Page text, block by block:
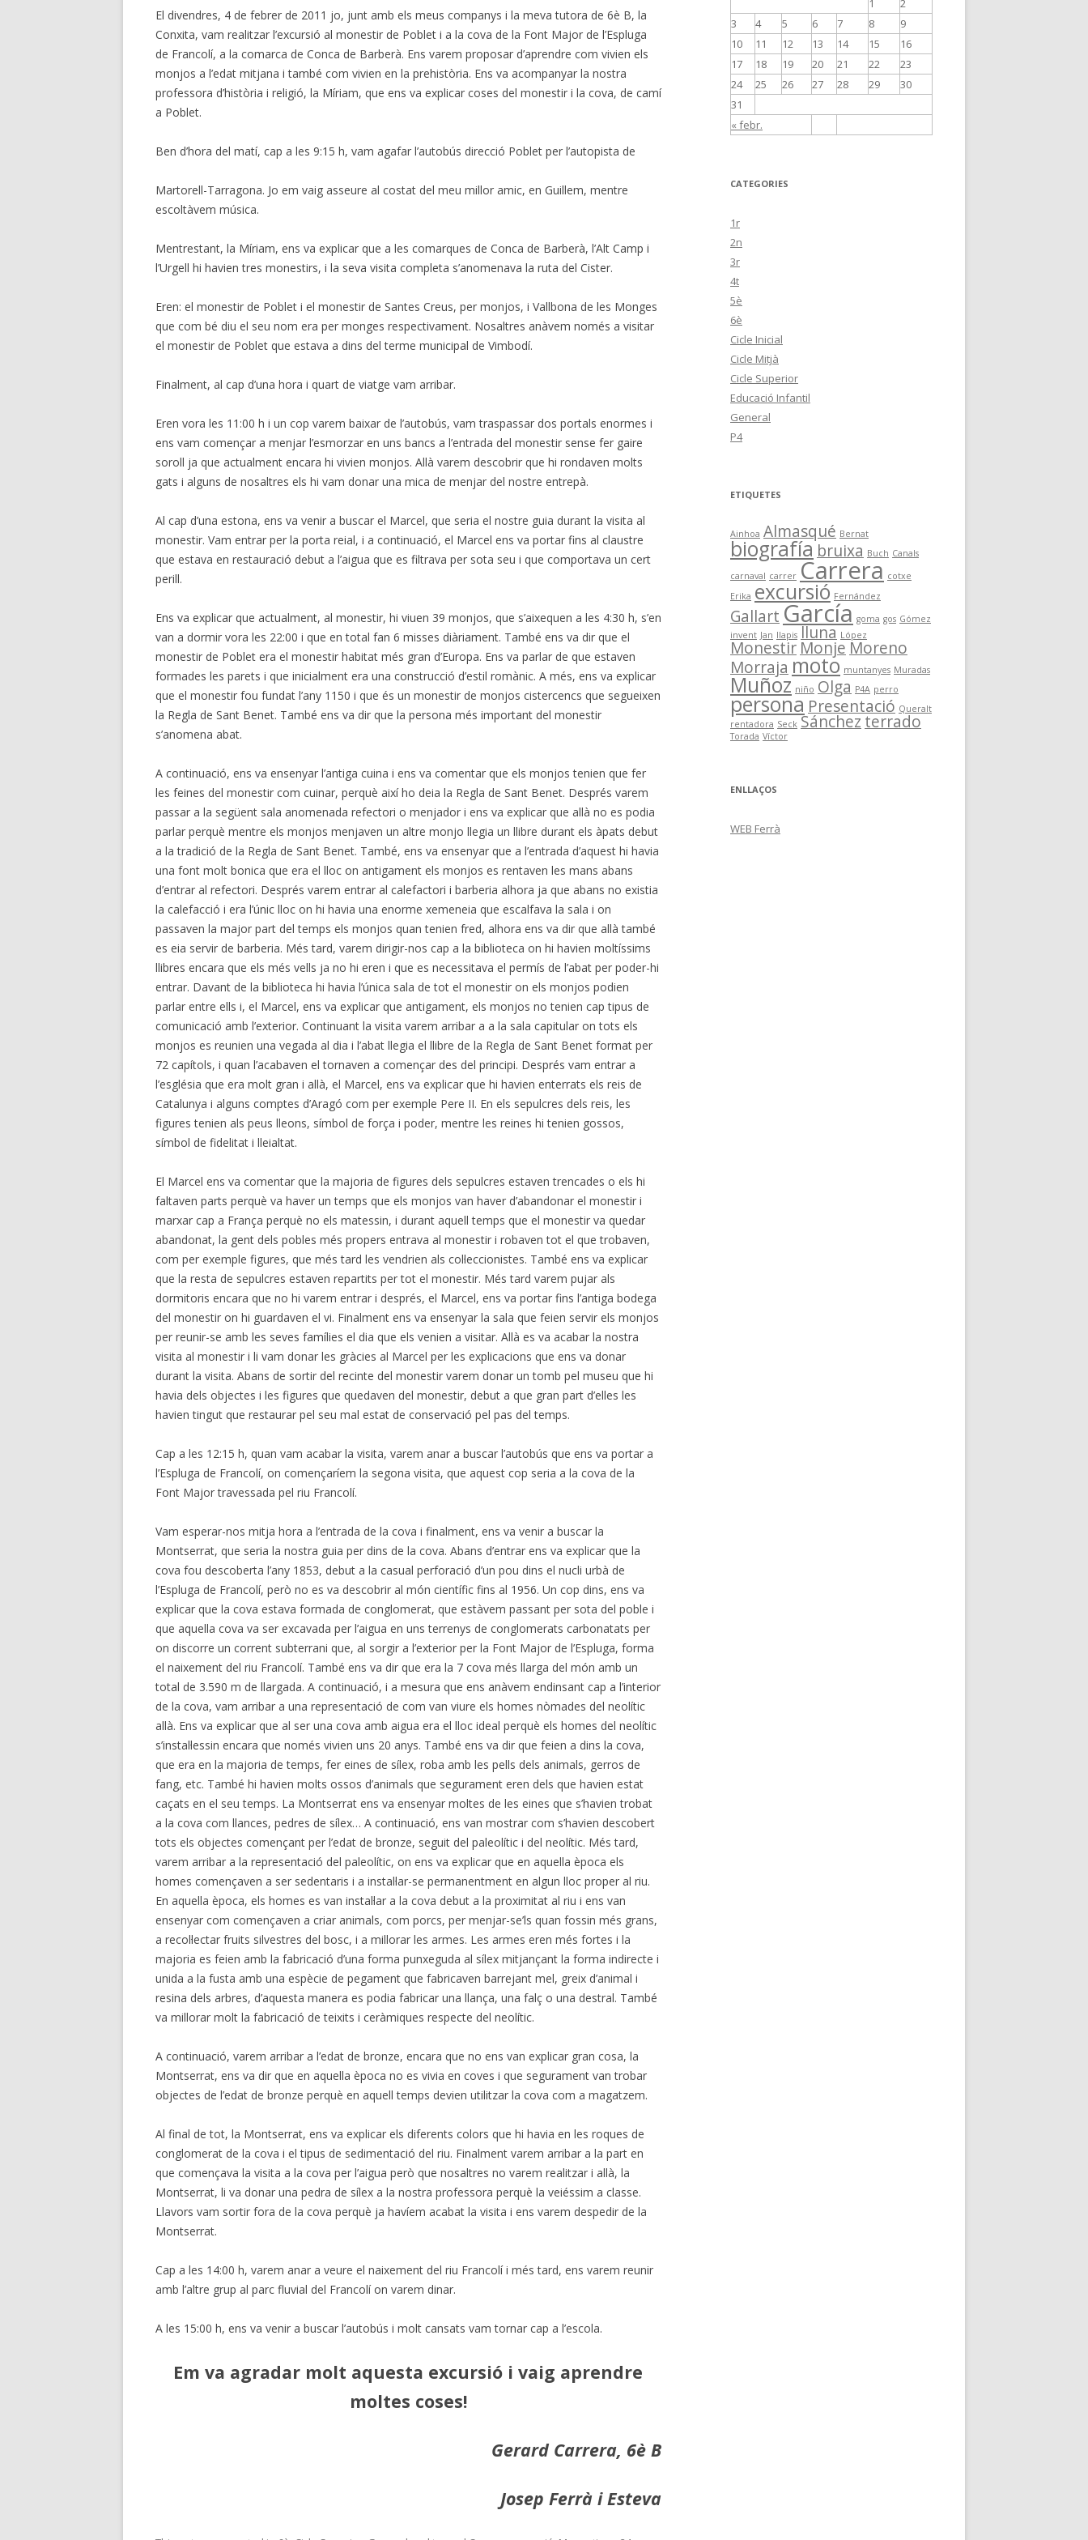
El divendres, 4 de febrer de 2011 jo, junt amb els meus companys i la meva tutora de 6è B, la
Conxita, vam realitzar l’excursió al monestir de Poblet i a la cova de la Font Major de l’Espluga
de Francolí, a la comarca de Conca de Barberà. Ens varem proposar d’aprendre com vivien els
monjos a l’edat mitjana i també com vivien en la prehistòria. Ens va acompanyar la nostra
professora d’història i religió, la Míriam, que ens va explicar coses del monestir i la cova, de camí
a Poblet.
Ben d’hora del matí, cap a les 9:15 h, vam agafar l’autobús direcció Poblet per l’autopista de
Martorell-Tarragona. Jo em vaig asseure al costat del meu millor amic, en Guillem, mentre
escoltàvem música.
Mentrestant, la Míriam, ens va explicar que a les comarques de Conca de Barberà, l’Alt Camp i
l’Urgell hi havien tres monestirs, i la seva visita completa s’anomenava la ruta del Cister.
Eren: el monestir de Poblet i el monestir de Santes Creus, per monjos, i Vallbona de les Monges
que com bé diu el seu nom era per monges respectivament. Nosaltres anàvem només a visitar
el monestir de Poblet que estava a dins del terme municipal de Vimbodí.
Finalment, al cap d’una hora i quart de viatge vam arribar.
Eren vora les 11:00 h i un cop varem baixar de l’autobús, vam traspassar dos portals enormes i
ens vam començar a menjar l’esmorzar en uns bancs a l’entrada del monestir sense fer gaire
soroll ja que actualment encara hi vivien monjos. Allà varem descobrir que hi rondaven molts
gats i alguns de nosaltres els hi vam donar una mica de menjar del nostre entrepà.
Al cap d’una estona, ens va venir a buscar el Marcel, que seria el nostre guia durant la visita al
monestir. Vam entrar per la porta reial, i a continuació, el Marcel ens va portar fins al claustre
que estava en restauració debut a l’aigua que es filtrava per sota seu i que comportava un cert
perill.
Ens va explicar que actualment, al monestir, hi viuen 39 monjos, que s’aixequen a les 4:30 h, s’en
van a dormir vora les 22:00 i que en total fan 6 misses diàriament. També ens va dir que el
monestir de Poblet era el monestir habitat més gran d’Europa. Ens va parlar de que estaven
formades les parets i que inicialment era una construcció d’estil romànic. A més, ens va explicar
que el monestir fou fundat l’any 1150 i que és un monestir de monjos cistercencs que segueixen
la Regla de Sant Benet. També ens va dir que la persona més important del monestir
s’anomena abat.
A continuació, ens va ensenyar l’antiga cuina i ens va comentar que els monjos tenien que fer
les feines del monestir com cuinar, perquè així ho deia la Regla de Sant Benet. Després varem
passar a la següent sala anomenada refectori o menjador i ens va explicar que allà no es podia
parlar perquè mentre els monjos menjaven un altre monjo llegia un llibre durant els àpats debut
a la tradició de la Regla de Sant Benet. També, ens va ensenyar que a l’entrada d’aquest hi havia
una font molt bonica que era el lloc on antigament els monjos es rentaven les mans abans
d’entrar al refectori. Després varem entrar al calefactori i barberia alhora ja que abans no existia
la calefacció i era l’únic lloc on hi havia una enorme xemeneia que escalfava la sala i on
passaven la major part del temps els monjos quan tenien fred, alhora ens va dir que allà també
es eia servir de barberia. Més tard, varem dirigir-nos cap a la biblioteca on hi havien moltíssims
llibres encara que els més vells ja no hi eren i que es necessitava el permís de l’abat per poder-hi
entrar. Davant de la biblioteca hi havia l’única sala de tot el monestir on els monjos podien
parlar entre ells i, el Marcel, ens va explicar que antigament, els monjos no tenien cap tipus de
comunicació amb l’exterior. Continuant la visita varem arribar a a la sala capitular on tots els
monjos es reunien una vegada al dia i l’abat llegia el llibre de la Regla de Sant Benet format per
72 capítols, i quan l’acabaven el tornaven a començar des del principi. Després vam entrar a
l’església que era molt gran i allà, el Marcel, ens va explicar que hi havien enterrats els reis de
Catalunya i alguns comptes d’Aragó com per exemple Pere II. En els sepulcres dels reis, les
figures tenien als peus lleons, símbol de força i poder, mentre les reines hi tenien gossos,
símbol de fidelitat i lleialtat.
El Marcel ens va comentar que la majoria de figures dels sepulcres estaven trencades o els hi
faltaven parts perquè va haver un temps que els monjos van haver d’abandonar el monestir i
marxar cap a França perquè no els matessin, i durant aquell temps que el monestir va quedar
abandonat, la gent dels pobles més propers entrava al monestir i robaven tot el que trobaven,
com per exemple figures, que més tard les vendrien als col·leccionistes. També ens va explicar
que la resta de sepulcres estaven repartits per tot el monestir. Més tard varem pujar als
dormitoris encara que no hi varem entrar i després, el Marcel, ens va portar fins l’antiga bodega
del monestir on hi guardaven el vi. Finalment ens va ensenyar la sala que feien servir els monjos
per reunir-se amb les seves famílies el dia que els venien a visitar. Allà es va acabar la nostra
visita al monestir i li vam donar les gràcies al Marcel per les explicacions que ens va donar
durant la visita. Abans de sortir del recinte del monestir varem donar un tomb pel museu que hi
havia dels objectes i les figures que quedaven del monestir, debut a que gran part d’elles les
havien tingut que restaurar pel seu mal estat de conservació pel pas del temps.
Cap a les 12:15 h, quan vam acabar la visita, varem anar a buscar l’autobús que ens va portar a
l’Espluga de Francolí, on començaríem la segona visita, que aquest cop seria a la cova de la
Font Major travessada pel riu Francolí.
Vam esperar-nos mitja hora a l’entrada de la cova i finalment, ens va venir a buscar la
Montserrat, que seria la nostra guia per dins de la cova. Abans d’entrar ens va explicar que la
cova fou descoberta l’any 1853, debut a la casual perforació d’un pou dins el nucli urbà de
l’Espluga de Francolí, però no es va descobrir al món científic fins al 1956. Un cop dins, ens va
explicar que la cova estava formada de conglomerat, que estàvem passant per sota del poble i
que aquella cova va ser excavada per l’aigua en uns terrenys de conglomerats carbonatats per
on discorre un corrent subterrani que, al sorgir a l’exterior per la Font Major de l’Espluga, forma
el naixement del riu Francolí. També ens va dir que era la 7 cova més llarga del món amb un
total de 3.590 m de llargada. A continuació, i a mesura que ens anàvem endinsant cap a l’interior
de la cova, vam arribar a una representació de com van viure els homes nòmades del neolític
allà. Ens va explicar que al ser una cova amb aigua era el lloc ideal perquè els homes del neolític
s’instal·lessin encara que només vivien uns 20 anys. També ens va dir que feien a dins la cova,
que era en la majoria de temps, fer eines de sílex, roba amb les pells dels animals, gerros de
fang, etc. També hi havien molts ossos d’animals que segurament eren dels que havien estat
caçats en el seu temps. La Montserrat ens va ensenyar moltes de les eines que s’havien trobat
a la cova com llances, pedres de sílex… A continuació, ens van mostrar com s’havien descobert
tots els objectes començant per l’edat de bronze, seguit del paleolític i del neolític. Més tard,
varem arribar a la representació del paleolític, on ens va explicar que en aquella època els
homes començaven a ser sedentaris i a instal·lar-se permanentment en algun lloc proper al riu.
En aquella època, els homes es van instal·lar a la cova debut a la proximitat al riu i ens van
ensenyar com començaven a criar animals, com porcs, per menjar-se’ls quan fossin més grans,
a recol·lectar fruits silvestres del bosc, i a millorar les armes. Les armes eren més fortes i la
majoria es feien amb la fabricació d’una forma punxeguda al sílex mitjançant la forma indirecte i
unida a la fusta amb una espècie de pegament que fabricaven barrejant mel, greix d’animal i
resina dels arbres, d’aquesta manera es podia fabricar una llança, una falç o una destral. També
va millorar molt la fabricació de teixits i ceràmiques respecte del neolític.
A continuació, varem arribar a l’edat de bronze, encara que no ens van explicar gran cosa, la
Montserrat, ens va dir que en aquella època no es vivia en coves i que segurament van trobar
objectes de l’edat de bronze perquè en aquell temps devien utilitzar la cova com a magatzem.
Al final de tot, la Montserrat, ens va explicar els diferents colors que hi havia en les roques de
conglomerat de la cova i el tipus de sedimentació del riu. Finalment varem arribar a la part en
que començava la visita a la cova per l’aigua però que nosaltres no varem realitzar i allà, la
Montserrat, li va donar una pedra de sílex a la nostra professora perquè la veiéssim a classe.
Llavors vam sortir fora de la cova perquè ja havíem acabat la visita i ens varem despedir de la
Montserrat.
Cap a les 14:00 h, varem anar a veure el naixement del riu Francolí i més tard, ens varem reunir
amb l’altre grup al parc fluvial del Francolí on varem dinar.
A les 15:00 h, ens va venir a buscar l’autobús i molt cansats vam tornar cap a l’escola.
Em va agradar molt aquesta excursió i vaig aprendre
moltes coses!
Gerard Carrera, 6è B
Josep Ferrà i Esteva
« febr.
1
2
3
4 5 6 7 8
9
10
11 12 13 14 15
16
17
18 19 20 21 22
23
24
25 26 27 28 29
30
31
CATEGORIES
1r
2n
3r
4t
5è
6è
Cicle Inicial
Cicle Mitjà
Cicle Superior
Educació Infantil
General
P4
ETIQUETES
Ainhoa Almasqué Bernat
biografía bruixa Buch Canals
carnaval carrer Carrera cotxe
Erika excursió Fernández
GallartGarcía goma gos Gómez
invent Jan llapis lluna López
Monestir Monje Moreno
Morraja moto muntanyes Muradas
Muñoz niño Olga P4A perro
persona Presentació Queralt
rentadora Seck Sánchez terrado
Torada Víctor
ENLLAÇOS
WEB Ferrà